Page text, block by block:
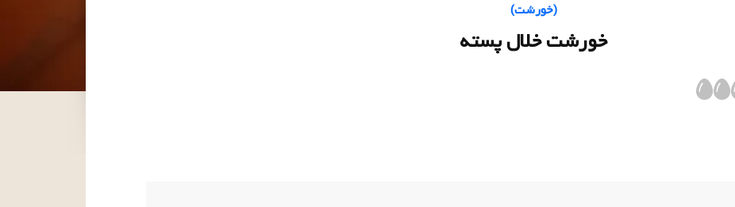
(خورشت)
خورشت خلال پسته